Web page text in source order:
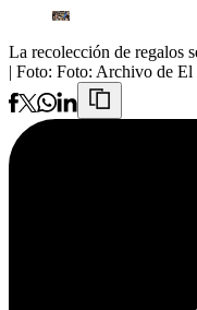
La recolección de regalos
| Foto: Foto: Archivo de El